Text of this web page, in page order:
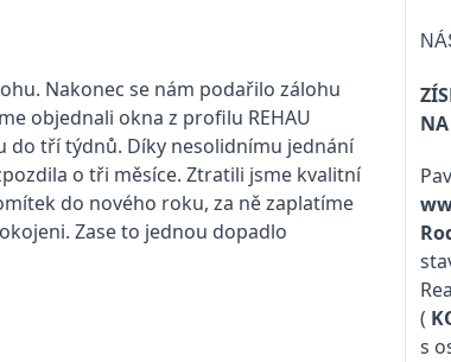
Nakonec se nám podařilo zálohu
objednali okna z profilu REHAU
do tří týdnů. Díky nesolidnímu jednání
o tři měsíce. Ztratili jsme kvalitní
do nového roku, za ně zaplatíme
Zase to jednou dopadlo
(
s